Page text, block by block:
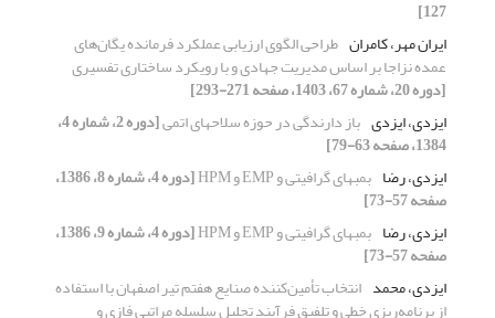
127]
ایران مهر، کامران طراحی الگوی ارزیابی عملکرد فرمانده یگان‌های
عمده نزاجا بر اساس مدیریت جهادی و با رویکرد ساختاری تفسیری
[دوره 20، شماره 67، 1403، صفحه 271-293]
ایزدی، ایزدی باز دارندگی در حوزه سلاحهای اتمی [دوره 2، شماره 4،
1384، صفحه 63-79]
ایزدی، رضا بمبهای گرافیتی و EMP و HPM [دوره 4، شماره 8، 1386،
صفحه 57-73]
ایزدی، رضا بمبهای گرافیتی و EMP و HPM [دوره 4، شماره 9، 1386،
صفحه 57-73]
ایزدی، محمد انتخاب تأمین‌کننده صنایع هفتم تیر اصفهان با استفاده
از برنامه‌ریزی خطی و تلفیق فرآیند تحلیل سلسله مراتبی فازی و